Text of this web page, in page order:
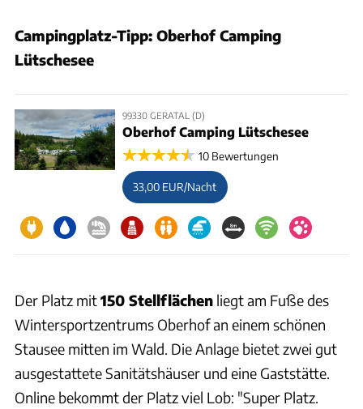
Campingplatz-Tipp: Oberhof Camping
Lütschesee
99330 GERATAL (D)
Oberhof Camping Lütschesee
10 Bewertungen
33,00 EUR/Nacht
Der Platz mit150 Stellflächen liegt am Fuße des
Wintersportzentrums Oberhof an einem schönen
Stausee mitten im Wald. Die Anlage bietet zwei gut
ausgestattete Sanitätshäuser und eine Gaststätte.
Online bekommt der Platz viel Lob: "Super Platz.